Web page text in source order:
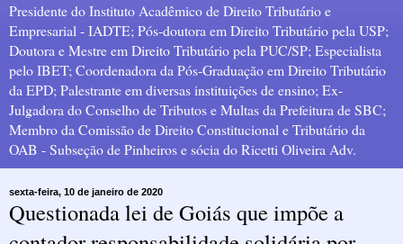
Presidente do Instituto Acadêmico de Direito Tributário e
Empresarial - IADTE; Pós-doutora em Direito Tributário pela USP;
Doutora e Mestre em Direito Tributário pela PUC/SP; Especialista
pelo IBET; Coordenadora da Pós-Graduação em Direito Tributário
da EPD; Palestrante em diversas instituições de ensino; Ex-
Julgadora do Conselho de Tributos e Multas da Prefeitura de SBC;
Membro da Comissão de Direito Constitucional e Tributário da
OAB - Subseção de Pinheiros e sócia do Ricetti Oliveira Adv.
sexta-feira, 10 de janeiro de 2020
Questionada lei de Goiás que impõe a